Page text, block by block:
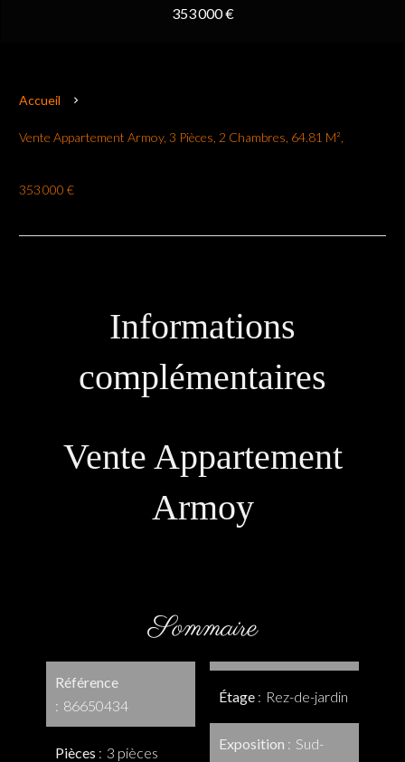
353 000 €
Accueil
Vente Appartement Armoy, 3 Pièces, 2 Chambres, 64.81 M²,
353 000 €
Informations
complémentaires
Vente Appartement
Armoy
Sommaire
Référence
86650434
Pièces 3 pièces
Étage Rez-de-jardin
Exposition
Sud-